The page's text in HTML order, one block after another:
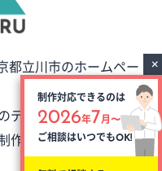
都立川市のホームペー
デザイン・外注制作委
作のご依頼をお受けし
制作対応できるのは
2026年7月〜
ご相談はいつでもOK!